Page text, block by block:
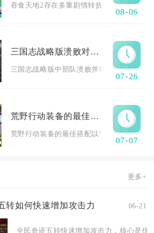
吞食天地2存在多重剧情转折，主线与隐藏
08-06
三国志战略版溃败对玩家有什么帮助
三国志战略版中部队溃败并非纯粹损失，
07-26
荒野行动装备的最佳搭配方式是什么
荒野行动装备的最佳搭配以“步枪+冲锋枪/
07-07
更多+
转如何快速增加攻击力 06-21
全民奇迹五转快速增加攻击力，核心是优